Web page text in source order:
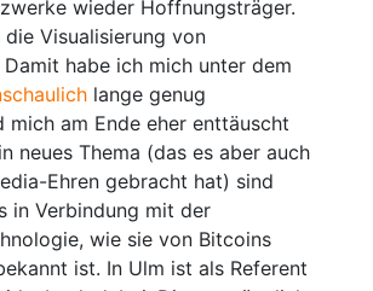
wieder Hoffnungsträger.
Visualisierung von
Damit habe ich mich unter dem
lange genug
mich am Ende eher enttäuscht
neues Thema (das es aber auch
Ehren gebracht hat) sind
in Verbindung mit der
wie sie von Bitcoins
ist. In Ulm ist als Referent